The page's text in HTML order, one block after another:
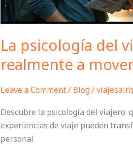
La psicología del
realmente a
Leave a Comment/ Blog/
Descubre la psicología del viajero:
experiencias de viaje pueden
personal